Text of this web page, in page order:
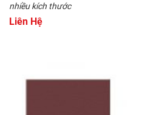
nhiều kích thước
Liên Hệ